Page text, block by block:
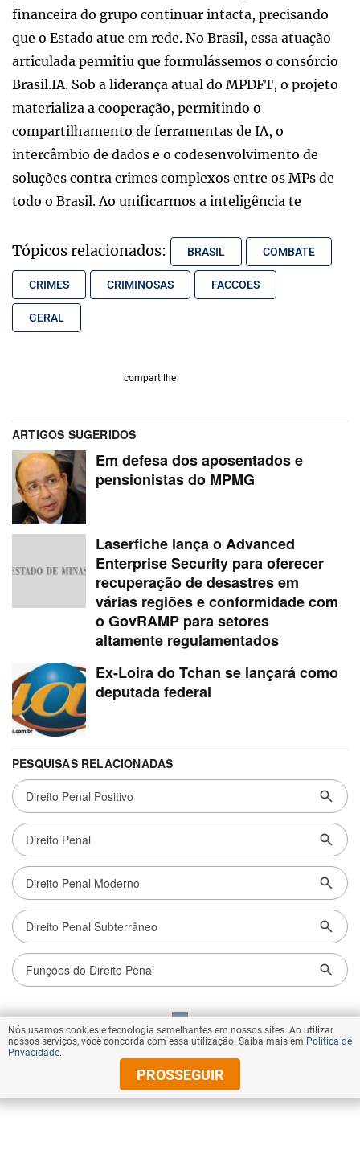
financeira do grupo continuar intacta, precisando
que o Estado atue em rede. No Brasil, essa atuação
articulada permitiu que formulássemos o consórcio
Brasil.IA. Sob a liderança atual do MPDFT, o projeto
materializa a cooperação, permitindo o
compartilhamento de ferramentas de IA, o
intercâmbio de dados e o codesenvolvimento de
soluções contra crimes complexos entre os MPs de
todo o Brasil. Ao unificarmos a inteligência te
Tópicos relacionados: BRASIL COMBATE
CRIMES CRIMINOSAS FACCOES
GERAL
compartilhe
VOLTAR AO TOPO
© Copyright 2026 Diários Associados
Nós usamos cookies e tecnologia semelhantes em nossos sites. Ao utilizar
nossos serviços, você concorda com essa utilização. Saiba mais em Política de
Privacidade.
PROSSEGUIR